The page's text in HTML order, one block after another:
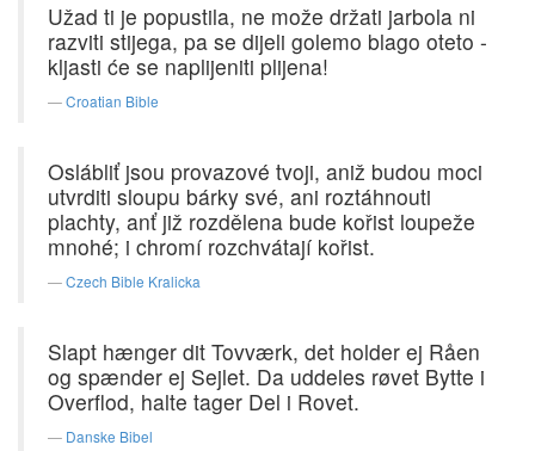
Užad ti je popustila, ne može držati jarbola ni
razviti stijega, pa se dijeli golemo blago oteto -
kljasti će se naplijeniti plijena!
Croatian Bible
Oslábliť jsou provazové tvoji, aniž budou moci
utvrditi sloupu bárky své, ani roztáhnouti
plachty, anť již rozdělena bude kořist loupeže
mnohé; i chromí rozchvátají kořist.
Czech Bible Kralicka
Slapt hænger dit Tovværk, det holder ej Råen
og spænder ej Sejlet. Da uddeles røvet Bytte i
Overflod, halte tager Del i Rovet.
Danske Bibel